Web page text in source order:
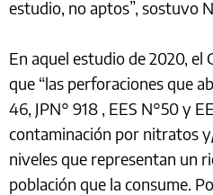
estudio, no aptos”, sostuvo
En aquel estudio de 2020, el
que “las perforaciones que
46, JPN° 918 , EES N°50 y
contaminación por nitratos
niveles que representan un
población que la consume.